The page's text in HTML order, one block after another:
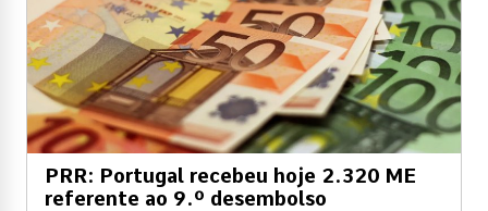
PRR: Portugal recebeu hoje 2.320 ME
referente ao 9.º desembolso